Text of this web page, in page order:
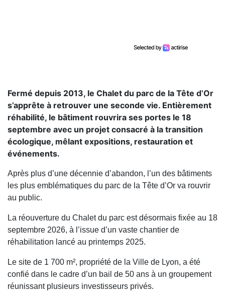
Fermé depuis 2013, le Chalet du parc de la Tête d’Or
s’apprête à retrouver une seconde vie. Entièrement
réhabilité, le bâtiment rouvrira ses portes le 18
septembre avec un projet consacré à la transition
écologique, mêlant expositions, restauration et
événements.
Après plus d’une décennie d’abandon, l’un des bâtiments
les plus emblématiques du parc de la Tête d’Or va rouvrir
au public.
La réouverture du Chalet du parc est désormais fixée au 18
septembre 2026, à l’issue d’un vaste chantier de
réhabilitation lancé au printemps 2025.
Le site de 1 700 m², propriété de la Ville de Lyon, a été
confié dans le cadre d’un bail de 50 ans à un groupement
réunissant plusieurs investisseurs privés.